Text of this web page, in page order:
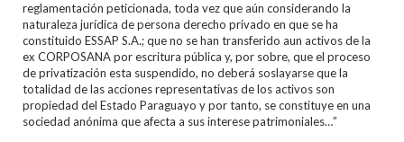
reglamentación peticionada, toda vez que aún considerando la
naturaleza jurídica de persona derecho privado en que se ha
constituido ESSAP S.A.; que no se han transferido aun activos de la
ex CORPOSANA por escritura pública y, por sobre, que el proceso
de privatización esta suspendido, no deberá soslayarse que la
totalidad de las acciones representativas de los activos son
propiedad del Estado Paraguayo y por tanto, se constituye en una
sociedad anónima que afecta a sus interese patrimoniales…”